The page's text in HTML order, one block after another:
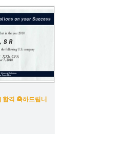
합격 축하드립니